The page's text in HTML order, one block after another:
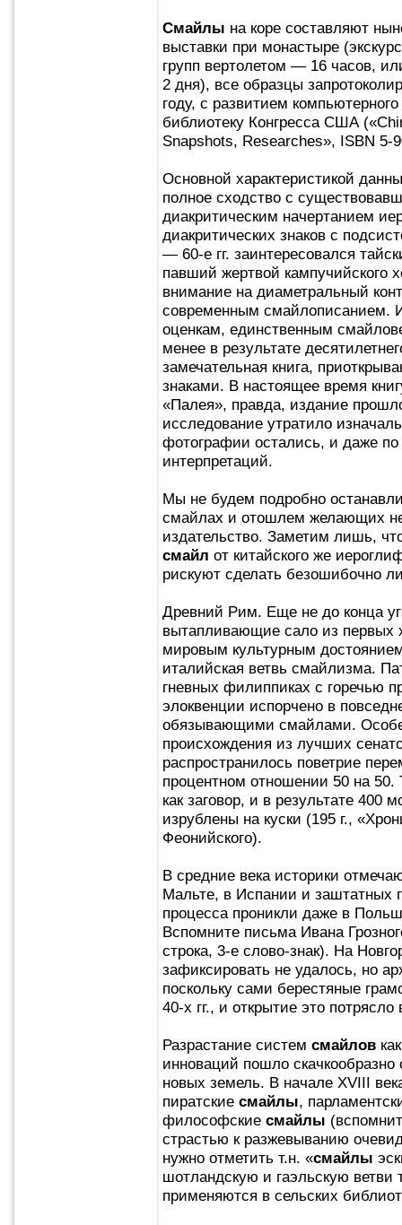
Смайлы на коре составляют
выставки при монастыре
групп вертолетом — 16 часов,
2 дня), все образцы
году, с развитием
библиотеку Конгресса США
Snapshots, Researches», ISBN 5-
Основной характеристикой
полное сходство с
диакритическим начертанием
диакритических знаков с
— 60-е гг. заинтересовался
павший жертвой кампучийского
внимание на диаметральный
современным смайлописанием.
оценкам, единственным
менее в результате
замечательная книга,
знаками. В настоящее время
«Палея», правда, издание
исследование утратило
фотографии остались, и даже
интерпретаций.
Мы не будем подробно
смайлах и отошлем желающих
издательство. Заметим лишь,
смайл от китайского же
рискуют сделать безошибочно
Древний Рим. Еще не до конца
вытапливающие сало из первых
мировым культурным
италийская ветвь смайлизма.
гневных филиппиках с горечью
элоквенции испорчено в
обязывающими смайлами.
происхождения из лучших
распространилось поветрие
процентном отношении 50 на
как заговор, и в результате
изрублены на куски (195 г.,
Феонийского).
В средние века историки
Мальте, в Испании и заштатных
процесса проникли даже в
Вспомните письма Ивана
строка, 3-е слово-знак). На
зафиксировать не удалось, но
поскольку сами берестяные
40-х гг., и открытие это
Разрастание систем смайлов
инноваций пошло
новых земель. В начале XVIII
пиратские смайлы,
философские смайлы
страстью к разжевыванию
нужно отметить т.н. «смайлы
шотландскую и гаэльскую ветви
применяются в сельских